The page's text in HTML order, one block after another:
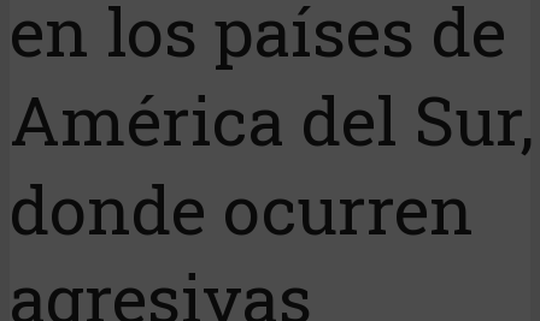
en los países de
América del Sur,
donde ocurren
agresivas